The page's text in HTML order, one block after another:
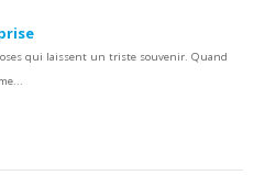
qui laissent un triste souvenir. Quand